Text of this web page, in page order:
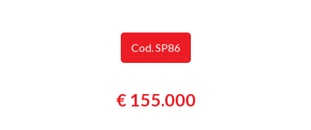
Cod. SP86
€ 155.000